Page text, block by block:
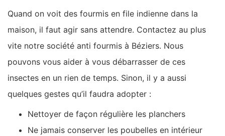
Quand on voit des fourmis en file indienne dans la
maison, il faut agir sans attendre. Contactez au plus
vite notre société anti fourmis à Béziers. Nous
pouvons vous aider à vous débarrasser de ces
insectes en un rien de temps. Sinon, il y a aussi
quelques gestes qu’il faudra adopter :
Nettoyer de façon régulière les planchers
Ne jamais conserver les poubelles en intérieur